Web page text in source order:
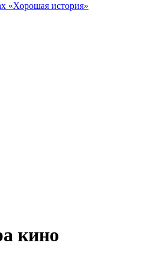
«Хорошая история»
кино